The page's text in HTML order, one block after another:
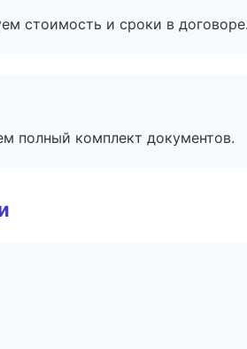
стоимость и сроки в договоре.
полный комплект документов.